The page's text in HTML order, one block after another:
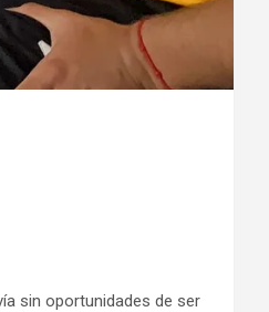
sin oportunidades de ser